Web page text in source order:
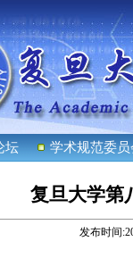
坛 学术规范委员
复旦大学第
发布时间: